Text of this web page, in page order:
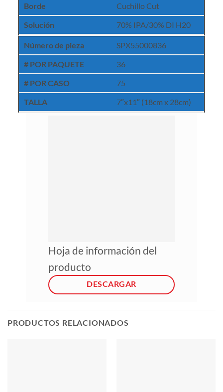
Borde
Cuchillo Cut
Solución
70% IPA/30% DI H20
Número de pieza
SPX55000836
# POR PAQUETE
36
# POR CASO
75
TALLA
7″x11″ (18cm x 28cm)
Hoja de información del
producto
DESCARGAR
PRODUCTOS RELACIONADOS